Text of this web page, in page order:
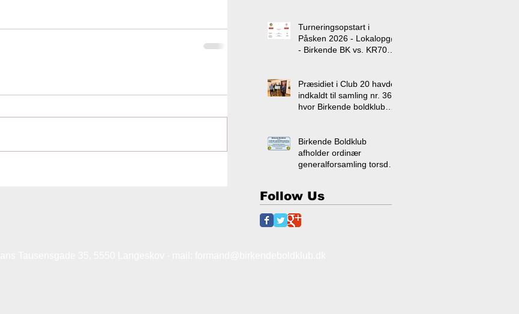
Turneringsopstart i
Påsken 2026 - Lokalopgør
- Birkende BK vs. KR70
Præsidiet i Club 20 havde
indkaldt til samling nr. 36,
hvor Birkende boldklub
Birkende Boldklub
afholder ordinær
generalforsamling torsdag
Follow Us